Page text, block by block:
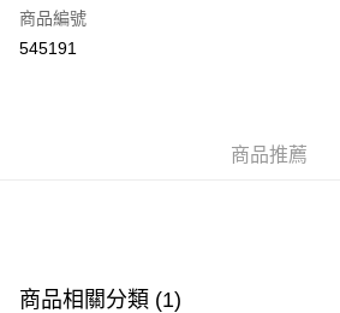
Apple Pay
付款後門市自取，訂單確認後2-4個工作天
商品編號
545191
商品推薦
商品相關分類 (1)